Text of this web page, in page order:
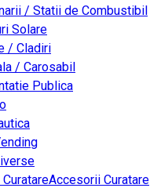
/ Statii de Combustibil
Solare
/ Cladiri
/ Carosabil
Publica
Accesorii Curatare